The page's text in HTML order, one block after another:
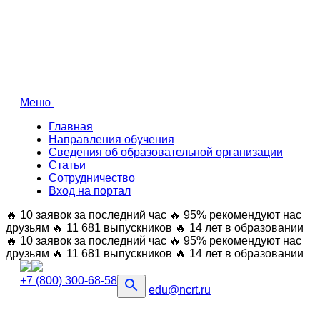
Меню
Главная
Направления обучения
Сведения об образовательной организации
Статьи
Сотрудничество
Вход на портал
🔥 10 заявок за последний час 🔥 95% рекомендуют нас
друзьям 🔥 11 681 выпускников 🔥 14 лет в образовании
🔥 10 заявок за последний час 🔥 95% рекомендуют нас
друзьям 🔥 11 681 выпускников 🔥 14 лет в образовании
+7 (800) 300-68-58
edu@ncrt.ru